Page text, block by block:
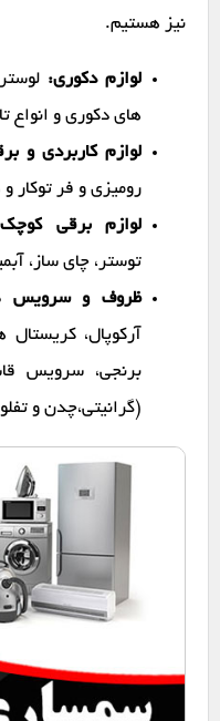
نیز هستیم.
لوازم دکوری:
های دکوری و انواع
لوازم کاربردی و
رومیزی و فر توکار
لوازم برقی کوچک
توستر، چای ساز،
ظروف و سرویس
آرکوپال،
برنجی، سرویس
(گرانیتی،چدن و